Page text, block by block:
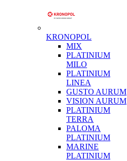
KRONOPOL
MIX
PLATINIUM
MILO
PLATINIUM
LINEA
GUSTO AURUM
VISION AURUM
PLATINIUM
TERRA
PALOMA
PLATINIUM
MARINE
PLATINIUM